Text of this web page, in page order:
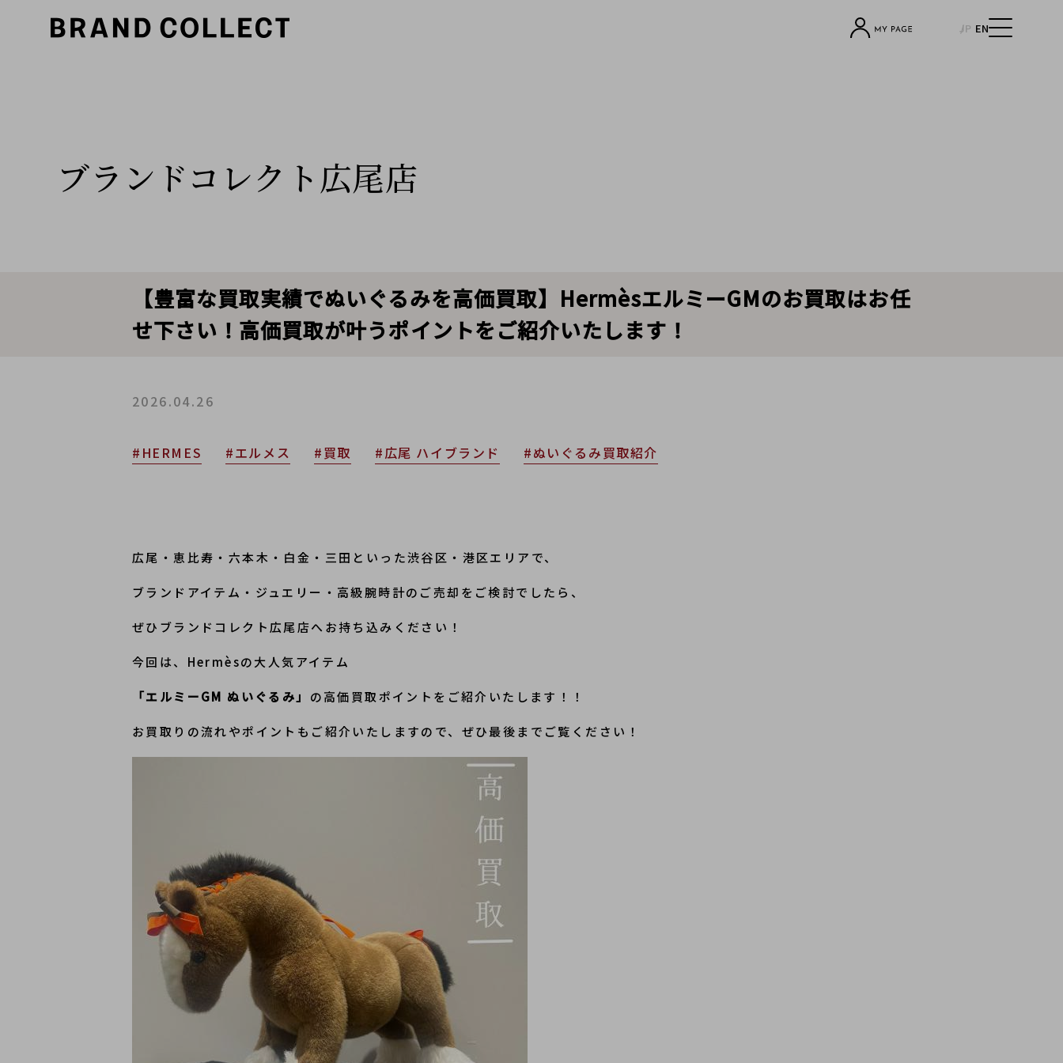
JP EN
ブランドコレクト広尾店
【豊富な買取実績でぬいぐるみを高価買取】HermèsエルミーGMのお買取はお任
せ下さい！高価買取が叶うポイントをご紹介いたします！
2026.04.26
#HERMES #エルメス #買取 #広尾 ハイブランド #ぬいぐるみ買取紹介
広尾・恵比寿・六本木・白金・三田といった渋谷区・港区エリアで、
ブランドアイテム・ジュエリー・高級腕時計のご売却をご検討でしたら、
ぜひブランドコレクト広尾店へお持ち込みください！
今回は、Hermèsの大人気アイテム
「エルミーGM ぬいぐるみ」 の高価買取ポイントをご紹介いたします！！
お買取りの流れやポイントもご紹介いたしますので、ぜひ最後までご覧ください！